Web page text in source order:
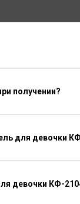
получении?
для девочки
девочки КФ-